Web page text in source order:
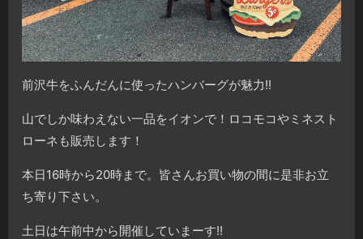
前沢牛をふんだんに使ったハンバーグが魅力!!
山でしか味わえない一品をイオンで！ロコモコやミネスト
ローネも販売します！
本日16時から20時まで。皆さんお買い物の間に是非お立
ち寄り下さい。
土日は午前中から開催していまーす!!